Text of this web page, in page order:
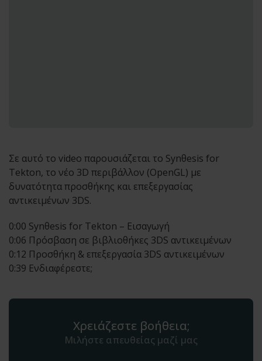
Σε αυτό το video παρουσιάζεται το Synθesis for
Tekton, το νέο 3D περιβάλλον (OpenGL) με
δυνατότητα προσθήκης και επεξεργασίας
αντικειμένων 3DS.
0:00 Synθesis for Tekton – Εισαγωγή
0:06 Πρόσβαση σε βιβλιοθήκες 3DS αντικειμένων
0:12 Προσθήκη & επεξεργασία 3DS αντικειμένων
0:39 Ενδιαφέρεστε;
Χρειάζεστε βοήθεια;
Μιλήστε απευθείας μαζί μας